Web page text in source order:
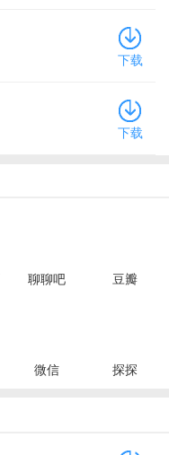
下载
下载
聊聊吧 豆瓣
微信 探探